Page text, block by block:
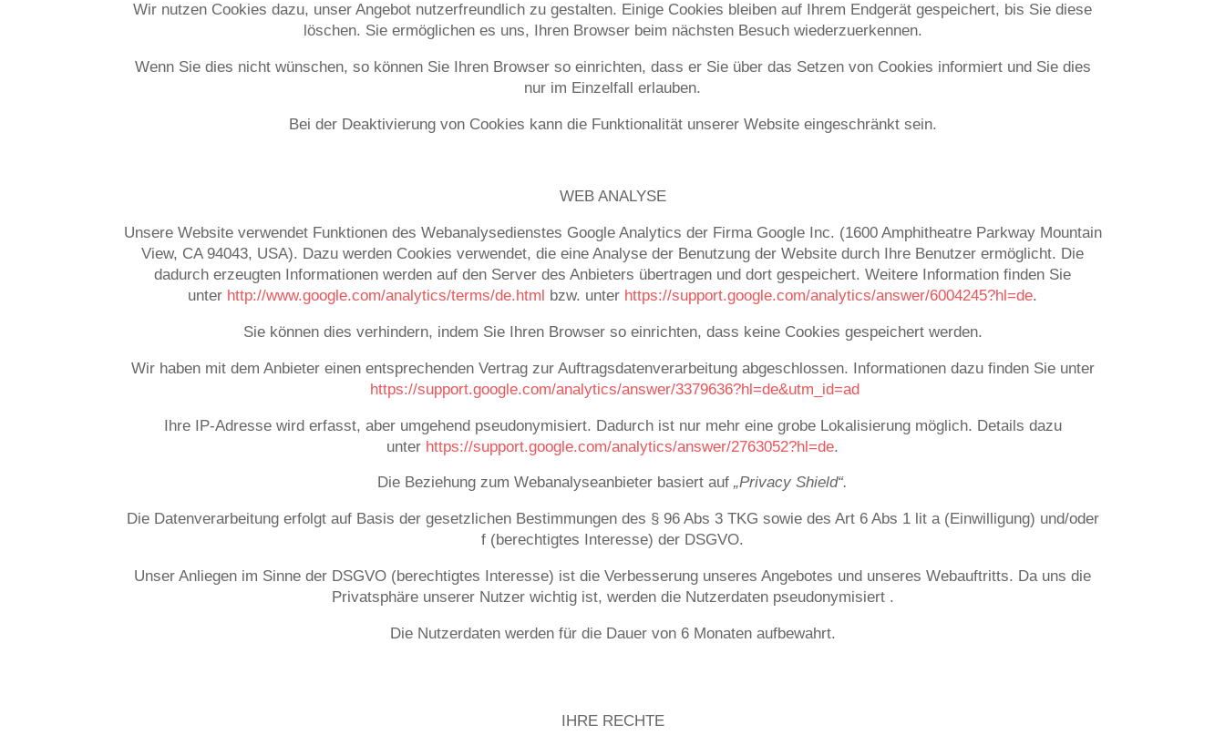
Wir nutzen Cookies dazu, unser Angebot nutzerfreundlich zu gestalten. Einige Cookies bleiben auf Ihrem Endgerät gespeichert, bis Sie diese
löschen. Sie ermöglichen es uns, Ihren Browser beim nächsten Besuch wiederzuerkennen.
Wenn Sie dies nicht wünschen, so können Sie Ihren Browser so einrichten, dass er Sie über das Setzen von Cookies informiert und Sie dies
nur im Einzelfall erlauben.
Bei der Deaktivierung von Cookies kann die Funktionalität unserer Website eingeschränkt sein.
WEB ANALYSE
Unsere Website verwendet Funktionen des Webanalysedienstes Google Analytics der Firma Google Inc. (1600 Amphitheatre Parkway Mountain
View, CA 94043, USA). Dazu werden Cookies verwendet, die eine Analyse der Benutzung der Website durch Ihre Benutzer ermöglicht. Die
dadurch erzeugten Informationen werden auf den Server des Anbieters übertragen und dort gespeichert. Weitere Information finden Sie
unter http://www.google.com/analytics/terms/de.html bzw. unter https://support.google.com/analytics/answer/6004245?hl=de.
Sie können dies verhindern, indem Sie Ihren Browser so einrichten, dass keine Cookies gespeichert werden.
Wir haben mit dem Anbieter einen entsprechenden Vertrag zur Auftragsdatenverarbeitung abgeschlossen. Informationen dazu finden Sie unter
https://support.google.com/analytics/answer/3379636?hl=de&utm_id=ad
Ihre IP-Adresse wird erfasst, aber umgehend pseudonymisiert. Dadurch ist nur mehr eine grobe Lokalisierung möglich. Details dazu
unter https://support.google.com/analytics/answer/2763052?hl=de.
Die Beziehung zum Webanalyseanbieter basiert auf „Privacy Shield“.
Die Datenverarbeitung erfolgt auf Basis der gesetzlichen Bestimmungen des § 96 Abs 3 TKG sowie des Art 6 Abs 1 lit a (Einwilligung) und/oder
f (berechtigtes Interesse) der DSGVO.
Unser Anliegen im Sinne der DSGVO (berechtigtes Interesse) ist die Verbesserung unseres Angebotes und unseres Webauftritts. Da uns die
Privatsphäre unserer Nutzer wichtig ist, werden die Nutzerdaten pseudonymisiert .
Die Nutzerdaten werden für die Dauer von 6 Monaten aufbewahrt.
IHRE RECHTE